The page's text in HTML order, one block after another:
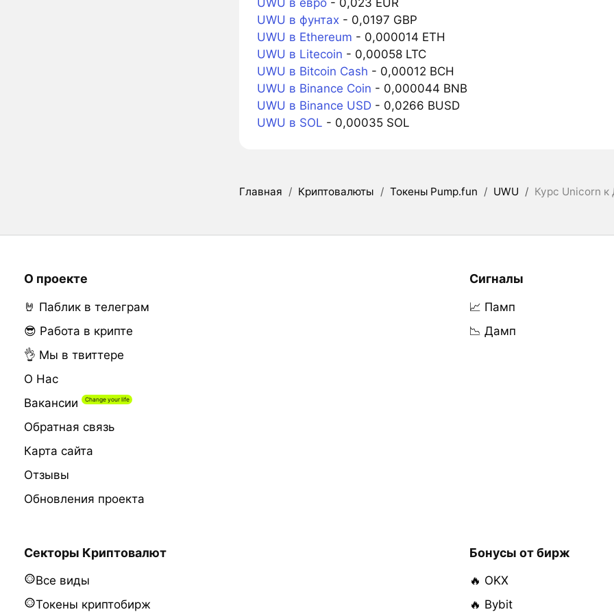
UWU в евро- 0,023 EUR
UWU в фунтах- 0,0197 GBP
UWU в Ethereum - 0,000014 ETH
UWU в Litecoin - 0,00058 LTC
UWU в Bitcoin Cash - 0,00012 BCH
UWU в Binance Coin - 0,000044 BNB
UWU в Binance USD- 0,0266 BUSD
UWU в SOL - 0,00035 SOL
Главная / Криптовалюты / Токены Pump.fun / UWU / Курс Unicorn к
О проекте
🤘 Паблик в телеграм
😎 Работа в крипте
👌 Мы в твиттере
О Нас
Вакансии
Обратная связь
Карта сайта
Отзывы
Обновления проекта
Сигналы
📈 Памп
📉 Дамп
Секторы Криптовалют
Все виды
Токены криптобирж
Бонусы от бирж
🔥 OKX
🔥 Bybit